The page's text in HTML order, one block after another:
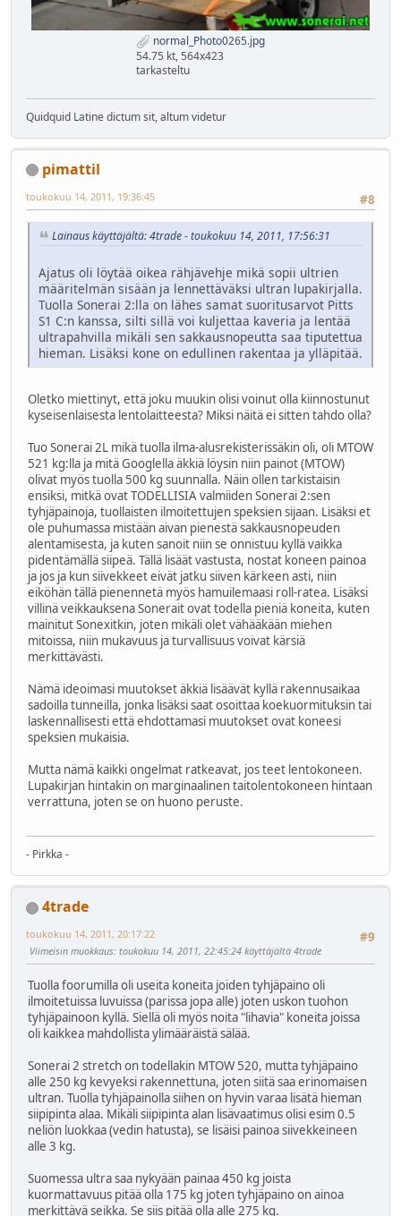
normal_Photo0265.jpg
54.75 kt, 564x423
tarkasteltu
Quidquid Latine dictum sit, altum videtur
pimattil
#8
toukokuu 14, 2011, 19:36:45
Lainaus käyttäjältä: 4trade - toukokuu 14, 2011, 17:56:31
Ajatus oli löytää oikea rähjävehje mikä sopii ultrien
määritelmän sisään ja lennettäväksi ultran lupakirjalla.
Tuolla Sonerai 2:lla on lähes samat suoritusarvot Pitts
S1 C:n kanssa, silti sillä voi kuljettaa kaveria ja lentää
ultrapahvilla mikäli sen sakkausnopeutta saa tiputettua
hieman. Lisäksi kone on edullinen rakentaa ja ylläpitää.
Oletko miettinyt, että joku muukin olisi voinut olla kiinnostunut
kyseisenlaisesta lentolaitteesta? Miksi näitä ei sitten tahdo olla?
Tuo Sonerai 2L mikä tuolla ilma-alusrekisterissäkin oli, oli MTOW
521 kg:lla ja mitä Googlella äkkiä löysin niin painot (MTOW)
olivat myös tuolla 500 kg suunnalla. Näin ollen tarkistaisin
ensiksi, mitkä ovat TODELLISIA valmiiden Sonerai 2:sen
tyhjäpainoja, tuollaisten ilmoitettujen speksien sijaan. Lisäksi et
ole puhumassa mistään aivan pienestä sakkausnopeuden
alentamisesta, ja kuten sanoit niin se onnistuu kyllä vaikka
pidentämällä siipeä. Tällä lisäät vastusta, nostat koneen painoa
ja jos ja kun siivekkeet eivät jatku siiven kärkeen asti, niin
eiköhän tällä pienennetä myös hamuilemaasi roll-ratea. Lisäksi
villinä veikkauksena Sonerait ovat todella pieniä koneita, kuten
mainitut Sonexitkin, joten mikäli olet vähääkään miehen
mitoissa, niin mukavuus ja turvallisuus voivat kärsiä
merkittävästi.
Nämä ideoimasi muutokset äkkiä lisäävät kyllä rakennusaikaa
sadoilla tunneilla, jonka lisäksi saat osoittaa koekuormituksin tai
laskennallisesti että ehdottamasi muutokset ovat koneesi
speksien mukaisia.
Mutta nämä kaikki ongelmat ratkeavat, jos teet lentokoneen.
Lupakirjan hintakin on marginaalinen taitolentokoneen hintaan
verrattuna, joten se on huono peruste.
- Pirkka -
4trade
#9
toukokuu 14, 2011, 20:17:22
Viimeisin muokkaus: toukokuu 14, 2011, 22:45:24 käyttäjältä 4trade
Tuolla foorumilla oli useita koneita joiden tyhjäpaino oli
ilmoitetuissa luvuissa (parissa jopa alle) joten uskon tuohon
tyhjäpainoon kyllä. Siellä oli myös noita "lihavia" koneita joissa
oli kaikkea mahdollista ylimääräistä sälää.
Sonerai 2 stretch on todellakin MTOW 520, mutta tyhjäpaino
alle 250 kg kevyeksi rakennettuna, joten siitä saa erinomaisen
ultran. Tuolla tyhjäpainolla siihen on hyvin varaa lisätä hieman
siipipinta alaa. Mikäli siipipinta alan lisävaatimus olisi esim 0.5
neliön luokkaa (vedin hatusta), se lisäisi painoa siivekkeineen
alle 3 kg.
Suomessa ultra saa nykyään painaa 450 kg joista
kuormattavuus pitää olla 175 kg joten tyhjäpaino on ainoa
merkittävä seikka. Se siis pitää olla alle 275 kg.